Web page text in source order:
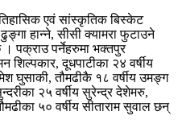
एवं सांस्कृतिक बिस्केट
हान्ने, सीसी क्यामरा फुटाउने
पक्राउ पर्नेहरुमा भक्तपुर
शिल्पकार, दूधपाटीका २४ वर्षीय
घुसाकी, तौमढीकै १८ वर्षीय उमङ्ग
२५ वर्षीय सुरेन्द्र देशेमरु,
५० वर्षीय सीताराम सुवाल छन्